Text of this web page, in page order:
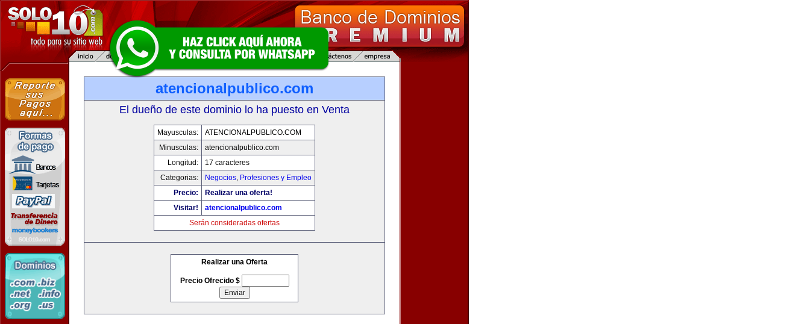
atencionalpublico.com
El dueño de este dominio lo ha puesto en Venta
Mayusculas:
ATENCIONALPUBLICO.COM
Minusculas:
atencionalpublico.com
Longitud:
17 caracteres
Categorias:
Negocios, Profesiones y Empleo
Precio:
Realizar una oferta!
Visitar!
atencionalpublico.com
Serán consideradas ofertas
Realizar una Oferta
Precio Ofrecido $